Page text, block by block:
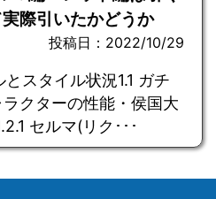
際引いたかどうか
投稿日：2022/10/29
スタイル状況1.1 ガチ
クターの性能・侯国大
セルマ(リク･･･